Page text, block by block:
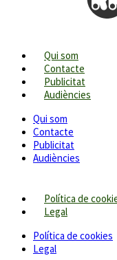
Qui som
Contacte
Publicitat
Audiències
Qui som
Contacte
Publicitat
Audiències
Política de
Legal
Política de cookies
Legal